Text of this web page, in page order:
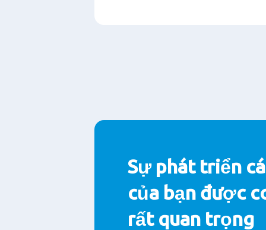
Sự phát triển
của bạn được
rất quan trọng